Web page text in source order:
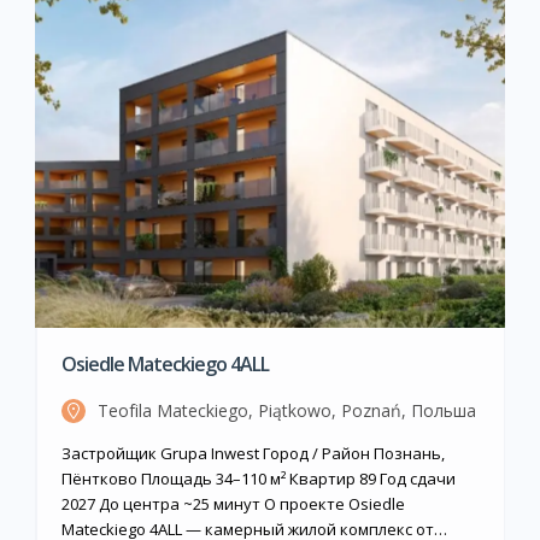
Osiedle Mateckiego 4ALL
Teofila Mateckiego, Piątkowo, Poznań, Польша
Застройщик Grupa Inwest Город / Район Познань,
Пёнтково Площадь 34–110 м² Квартир 89 Год сдачи
2027 До центра ~25 минут О проекте Osiedle
Mateckiego 4ALL — камерный жилой комплекс от